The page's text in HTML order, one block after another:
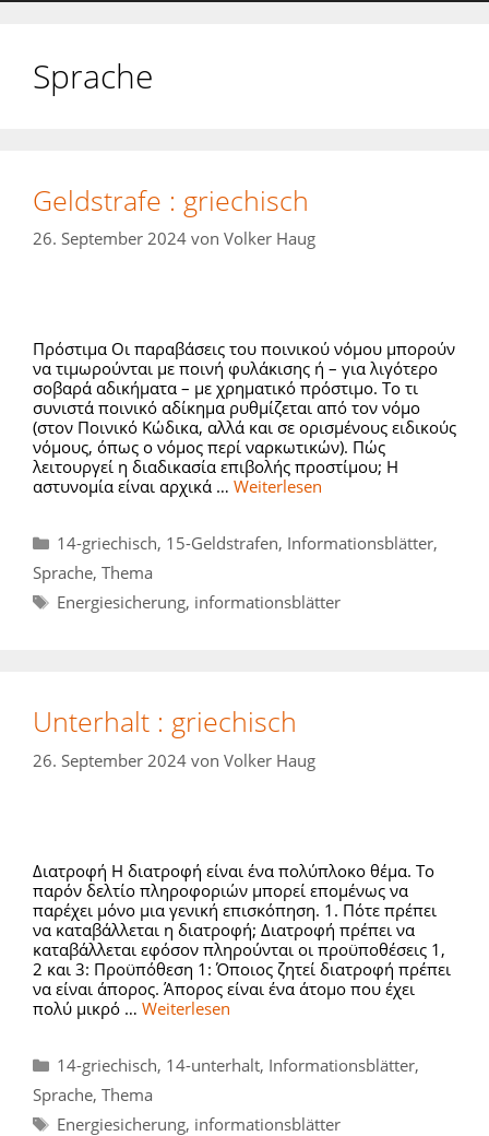
Sprache
Geldstrafe : griechisch
26. September 2024 von Volker Haug
Πρόστιμα Οι παραβάσεις του ποινικού νόμου μπορούν
να τιμωρούνται με ποινή φυλάκισης ή – για λιγότερο
σοβαρά αδικήματα – με χρηματικό πρόστιμο. Το τι
συνιστά ποινικό αδίκημα ρυθμίζεται από τον νόμο
(στον Ποινικό Κώδικα, αλλά και σε ορισμένους ειδικούς
νόμους, όπως ο νόμος περί ναρκωτικών). Πώς
λειτουργεί η διαδικασία επιβολής προστίμου; Η
αστυνομία είναι αρχικά … Weiterlesen
Kategorien
14-griechisch, 15-Geldstrafen, Informationsblätter,
Sprache, Thema
Schlagwörter
Energiesicherung, informationsblätter
Unterhalt : griechisch
26. September 2024 von Volker Haug
Διατροφή Η διατροφή είναι ένα πολύπλοκο θέμα. Το
παρόν δελτίο πληροφοριών μπορεί επομένως να
παρέχει μόνο μια γενική επισκόπηση. 1. Πότε πρέπει
να καταβάλλεται η διατροφή; Διατροφή πρέπει να
καταβάλλεται εφόσον πληρούνται οι προϋποθέσεις 1,
2 και 3: Προϋπόθεση 1: Όποιος ζητεί διατροφή πρέπει
να είναι άπορος. Άπορος είναι ένα άτομο που έχει
πολύ μικρό … Weiterlesen
Kategorien
14-griechisch, 14-unterhalt, Informationsblätter,
Sprache, Thema
Schlagwörter
Energiesicherung, informationsblätter